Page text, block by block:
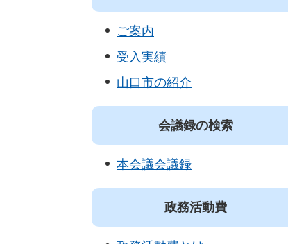
ご案内
受入実績
山口市の紹介
会議録の検索
本会議会議録
政務活動費